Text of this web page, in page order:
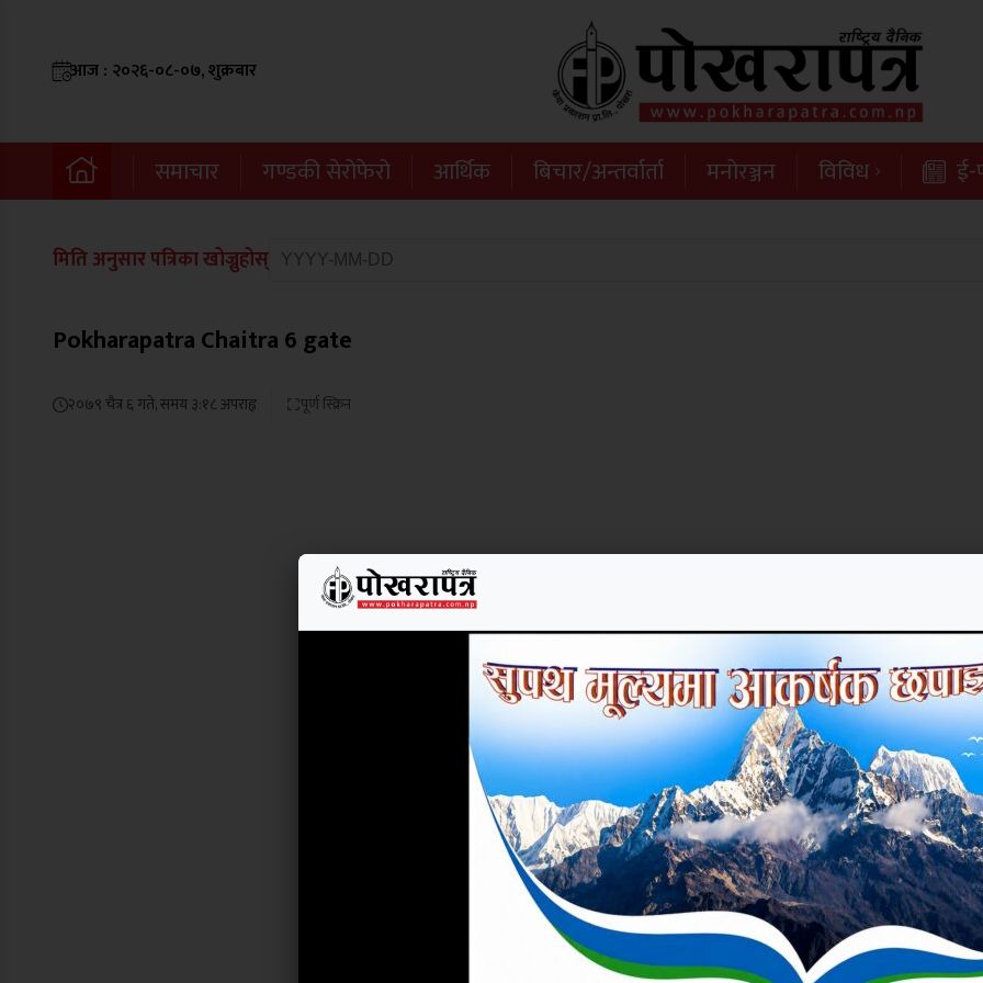
आज : २०२६-०८-०७, शुक्रबार
समाचार गण्डकी सेरोफेरो आर्थिक बिचार/अन्तर्वार्ता मनोरञ्जन विविध ई-
मिति अनुसार पत्रिका खोज्नुहोस्
Pokharapatra Chaitra 6 gate
२०७९ चैत्र ६ गते, समय ३:१८ अपराह्न पूर्ण स्क्रिन